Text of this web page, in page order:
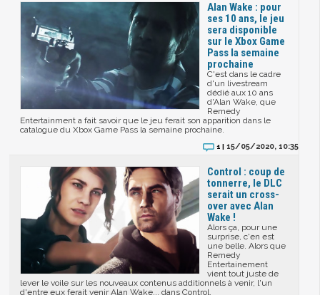
Alan Wake : pour
ses 10 ans, le jeu
sera disponible
sur le Xbox Game
Pass la semaine
prochaine
C'est dans le cadre
d'un livestream
dédié aux 10 ans
d'Alan Wake, que
Remedy
Entertainment a fait savoir que le jeu ferait son apparition dans le
catalogue du Xbox Game Pass la semaine prochaine.
1 |15/05/2020, 10:35
Control : coup de
tonnerre, le DLC
serait un cross-
over avec Alan
Wake !
Alors ça, pour une
surprise, c'en est
une belle. Alors que
Remedy
Entertainement
vient tout juste de
lever le voile sur les nouveaux contenus additionnels à venir, l'un
d'entre eux ferait venir Alan Wake... dans Control.